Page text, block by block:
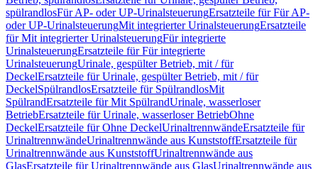
spülrandlosFür AP- oder UP-UrinalsteuerungErsatzteile für Für AP-
oder UP-UrinalsteuerungMit integrierter UrinalsteuerungErsatzteile
für Mit integrierter UrinalsteuerungFür integrierte
UrinalsteuerungErsatzteile für Für integrierte
UrinalsteuerungUrinale, gespülter Betrieb, mit / für
DeckelErsatzteile für Urinale, gespülter Betrieb, mit / für
DeckelSpülrandlosErsatzteile für SpülrandlosMit
SpülrandErsatzteile für Mit SpülrandUrinale, wasserloser
BetriebErsatzteile für Urinale, wasserloser BetriebOhne
DeckelErsatzteile für Ohne DeckelUrinaltrennwändeErsatzteile für
UrinaltrennwändeUrinaltrennwände aus KunststoffErsatzteile für
Urinaltrennwände aus KunststoffUrinaltrennwände aus
GlasErsatzteile für Urinaltrennwände aus GlasUrinaltrennwände aus